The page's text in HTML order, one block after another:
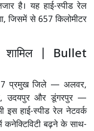
है। यह हाई-स्पीड रेल
जिसमें से 657 किलोमीटर
शामिल | Bullet
प्रमुख जिले — अलवर,
उदयपुर और डूंगरपुर —
हाई-स्पीड रेल नेटवर्क
कनेक्टिविटी बढ़ने के साथ-